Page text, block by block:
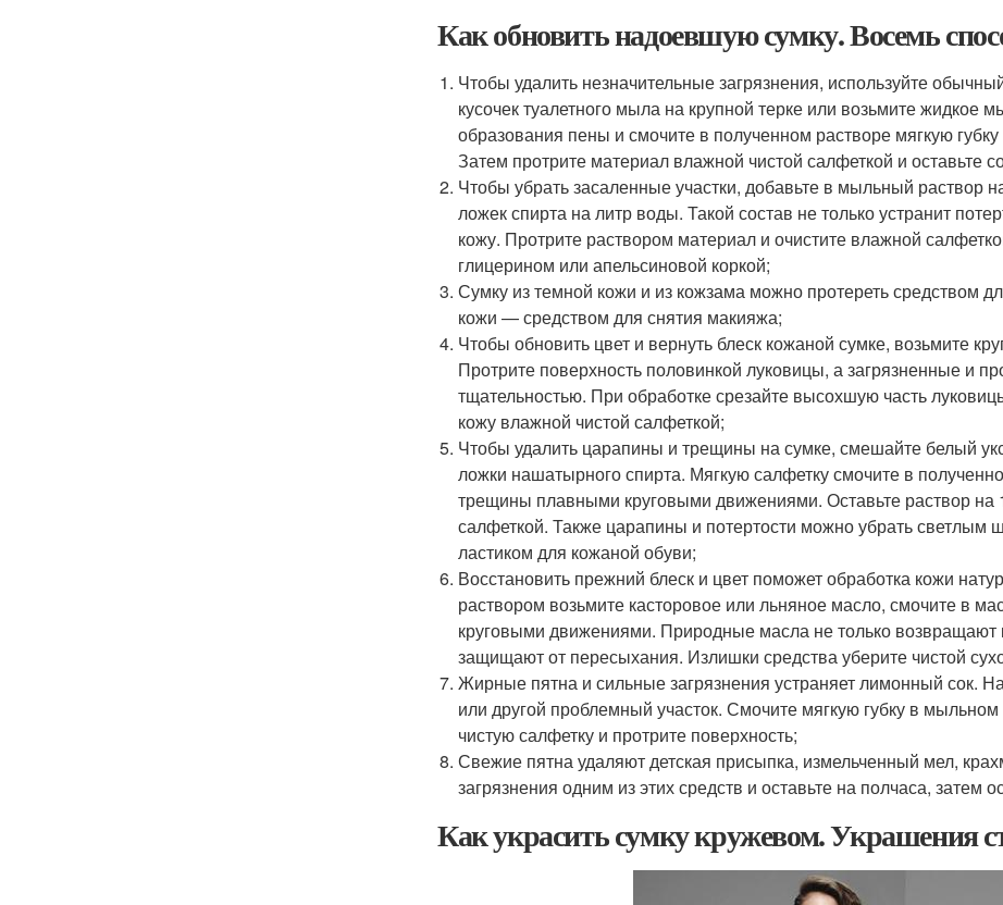
Как обновить надоевшую сумку. Восемь
Чтобы удалить незначительные загрязнения, используйте
кусочек туалетного мыла на крупной терке или возьмите жидкое
образования пены и смочите в полученном растворе мягкую
Затем протрите материал влажной чистой салфеткой и оставьте
Чтобы убрать засаленные участки, добавьте в мыльный
ложек спирта на литр воды. Такой состав не только устранит
кожу. Протрите раствором материал и очистите влажной
глицерином или апельсиновой коркой;
Сумку из темной кожи и из кожзама можно протереть средством
кожи — средством для снятия макияжа;
Чтобы обновить цвет и вернуть блеск кожаной сумке, возьмите
Протрите поверхность половинкой луковицы, а загрязненные и
тщательностью. При обработке срезайте высохшую часть
кожу влажной чистой салфеткой;
Чтобы удалить царапины и трещины на сумке, смешайте белый
ложки нашатырного спирта. Мягкую салфетку смочите в
трещины плавными круговыми движениями. Оставьте раствор на
салфеткой. Также царапины и потертости можно убрать
ластиком для кожаной обуви;
Восстановить прежний блеск и цвет поможет обработка кожи
раствором возьмите касторовое или льняное масло, смочите в
круговыми движениями. Природные масла не только возвращают
защищают от пересыхания. Излишки средства уберите чистой
Жирные пятна и сильные загрязнения устраняет лимонный сок.
или другой проблемный участок. Смочите мягкую губку в
чистую салфетку и протрите поверхность;
Свежие пятна удаляют детская присыпка, измельченный мел,
загрязнения одним из этих средств и оставьте на полчаса, затем
Как украсить сумку кружевом. Украшения